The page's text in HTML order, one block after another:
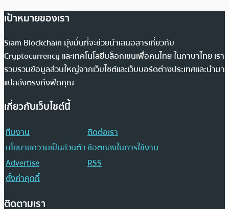
เป้าหมายของเรา
Siam Blockchain มุ่งมั่นที่จะช่วยนำเสนอสารเกี่ยวกับ
Cryptocurrency และเทคโนโลยีบล็อกเชนเพื่อคนไทย ในภาษาไทย เรา
รวบรวมข้อมูลส่วนใหญ่จากเว็บไซต์และเว็บบอร์ดต่างประเทศและนำมา
แปลส่งตรงถึงฟีดคุณ
เกี่ยวกับเว็บไซต์นี้
ทีมงาน
ติดต่อเรา
นโยบายความเป็นส่วนตัวข้อตกลงในการใช้งาน
Advertise
RSS
ตั้งค่าคุกกี้
ติดตามเรา